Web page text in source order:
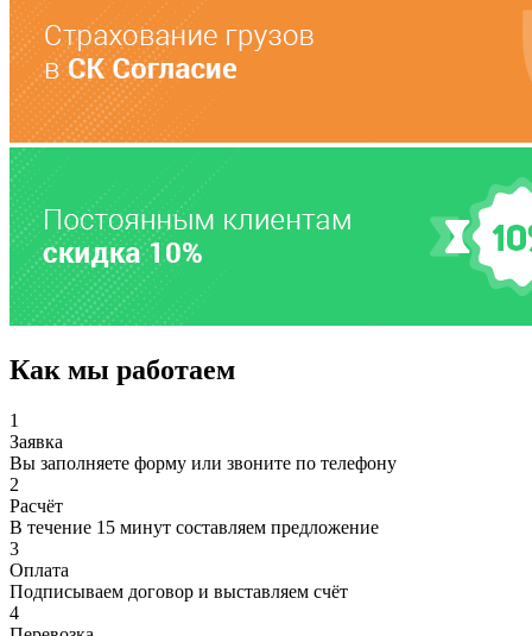
Как мы работаем
1
Заявка
Вы заполняете форму или звоните по телефону
2
Расчёт
В течение 15 минут составляем предложение
3
Оплата
Подписываем договор и выставляем счёт
4